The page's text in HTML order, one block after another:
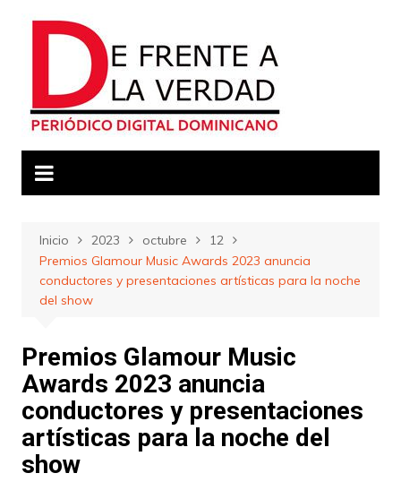
Inicio 2023 octubre
12
Premios Glamour Music Awards 2023 anuncia
conductores y presentaciones artísticas para la noche
del show
Premios Glamour Music
Awards 2023 anuncia
conductores y presentaciones
artísticas para la noche del
show